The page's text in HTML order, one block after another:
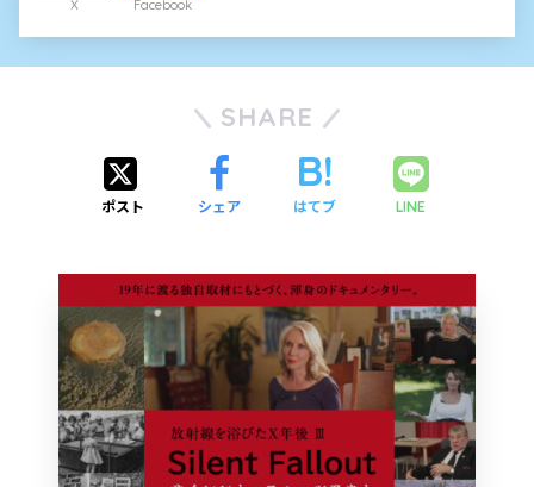
X Facebook
SHARE
ポスト シェア はてブ LINE